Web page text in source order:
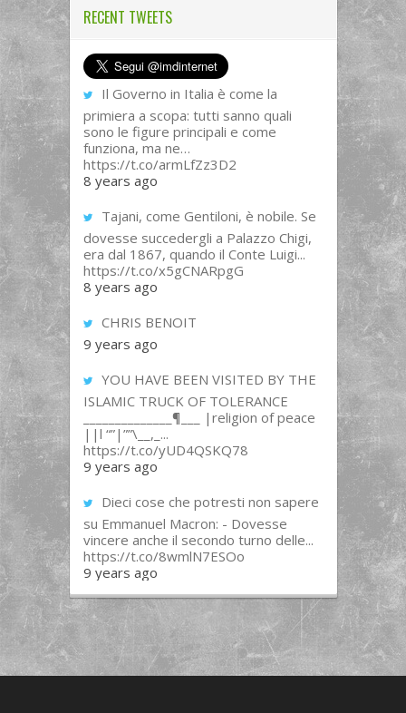
RECENT TWEETS
Il Governo in Italia è come la
primiera a scopa: tutti sanno quali
sono le figure principali e come
funziona, ma ne…
https://t.co/armLfZz3D2
8 years ago
Tajani, come Gentiloni, è nobile. Se
dovesse succedergli a Palazzo Chigi,
era dal 1867, quando il Conte Luigi...
https://t.co/x5gCNARpgG
8 years ago
CHRIS BENOIT
9 years ago
YOU HAVE BEEN VISITED BY THE
ISLAMIC TRUCK OF TOLERANCE
______________¶___ |religion of peace
||l “”|””\__,_...
https://t.co/yUD4QSKQ78
9 years ago
Dieci cose che potresti non sapere
su Emmanuel Macron: - Dovesse
vincere anche il secondo turno delle...
https://t.co/8wmlN7ESOo
9 years ago